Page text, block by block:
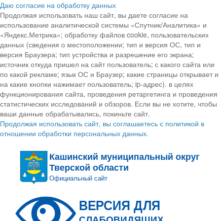
Даю согласие на обработку данных
Продолжая использовать наш сайт, вы даете согласие на
использование аналитической системы «Спутник/Аналитика» и
«Яндекс.Метрика»; обработку файлов cookie, пользовательских
данных (сведения о местоположении; тип и версия ОС, тип и
версия Браузера; тип устройства и разрешение его экрана;
источник откуда пришел на сайт пользователь; с какого сайта или
по какой рекламе; язык ОС и Браузер; какие страницы открывает и
на какие кнопки нажимает пользователь; ip-адрес). в целях
функционирования сайта, проведения ретаргетинга и проведения
статистических исследований и обзоров. Если вы не хотите, чтобы
ваши данные обрабатывались, покиньте сайт.
Продолжая использовать сайт, вы соглашаетесь с политикой в
отношении обработки персональных данных.